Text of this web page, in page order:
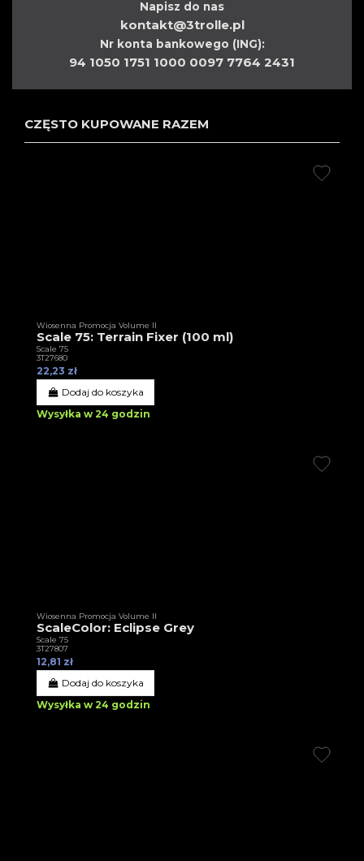
Napisz do nas
kontakt@3trolle.pl
Nr konta bankowego (ING):
94 1050 1751 1000 0097 7764 2431
CZĘSTO KUPOWANE RAZEM
Wiosenna Promocja Volume II
Scale 75: Terrain Fixer (100 ml)
Scale 75
3T27680
22,23 zł
Dodaj do koszyka
Wysyłka w 24 godzin
Wiosenna Promocja Volume II
ScaleColor: Eclipse Grey
Scale 75
3T27807
12,81 zł
Dodaj do koszyka
Wysyłka w 24 godzin